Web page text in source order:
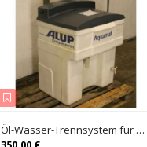
Öl-Wasser-Trennsystem für Kompressoren von ALUP – Aquamat 1800